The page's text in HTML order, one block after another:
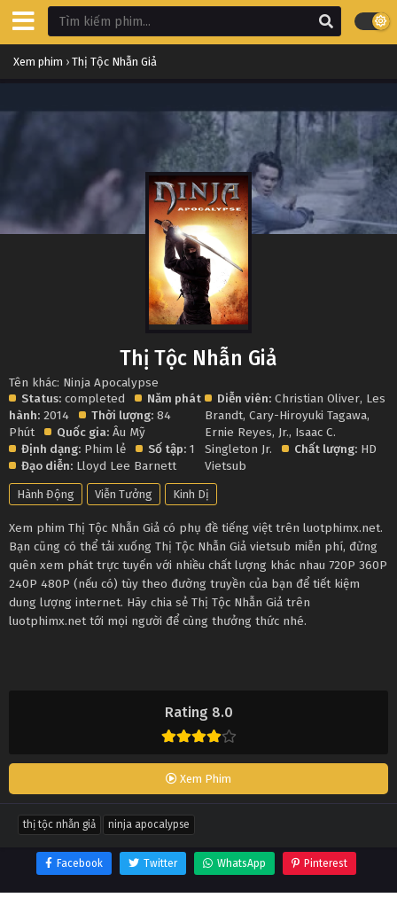
Xem phim › Thị Tộc Nhẫn Giả
Rating 8.0
Xem Phim
Thị Tộc Nhẫn Giả
Tên khác: Ninja Apocalypse
Status: completed
Năm phát
hành: 2014 Thời lượng: 84
Phút
Quốc gia: Âu Mỹ
Định dạng: Phim lẻ Số tập: 1
Đạo diễn: Lloyd Lee Barnett
Diễn viên: Christian Oliver, Les
Brandt,Cary-Hiroyuki Tagawa,
Ernie Reyes, Jr., Isaac C.
Singleton Jr.
Chất lượng:
Vietsub
Hành Động Viễn Tưởng Kinh Dị
Xem phim Thị Tộc Nhẫn Giả có phụ đề tiếng việt trên luotphimx.net.
Bạn cũng có thể tải xuống Thị Tộc Nhẫn Giả vietsub miễn phí, đừng
quên xem phát trực tuyến với nhiều chất lượng khác nhau 720P 360P
240P 480P (nếu có) tùy theo đường truyền của bạn để tiết kiệm
dung lượng internet. Hãy chia sẻ Thị Tộc Nhẫn Giả trên
luotphimx.net tới mọi người để cùng thưởng thức nhé.
thị tộc nhẫn giả ninja apocalypse
Facebook Twitter WhatsApp Pinterest